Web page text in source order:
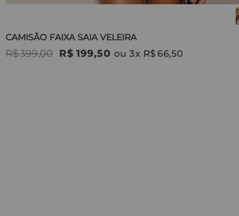
CAMISÃO FAIXA SAIA VELEIRA
R$399,00 R$ 199,50 ou3x R$66,50